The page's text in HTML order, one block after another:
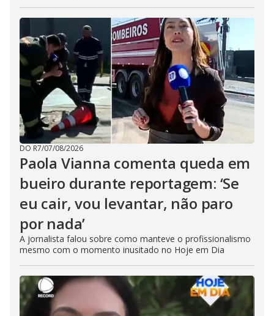
DO R7/07/08/2026
Paola Vianna comenta queda em
bueiro durante reportagem: ‘Se
eu cair, vou levantar, não paro
por nada’
A jornalista falou sobre como manteve o profissionalismo
mesmo com o momento inusitado no Hoje em Dia